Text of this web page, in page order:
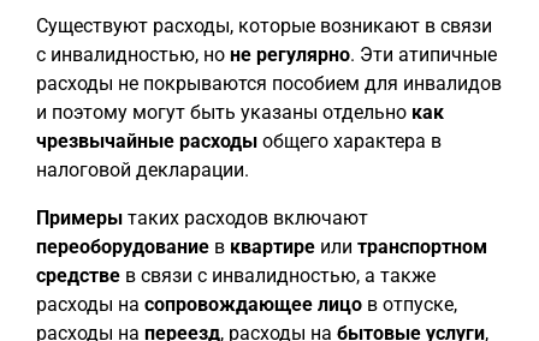
Существуют расходы, которые возникают в связи
с инвалидностью, но не регулярно. Эти атипичные
расходы не покрываются пособием для инвалидов
и поэтому могут быть указаны отдельно как
чрезвычайные расходы общего характера в
налоговой декларации.
Примеры таких расходов включают
переоборудование в квартире или транспортном
средстве в связи с инвалидностью, а также
расходы на сопровождающее лицо в отпуске,
расходы на переезд, расходы на бытовые услуги,